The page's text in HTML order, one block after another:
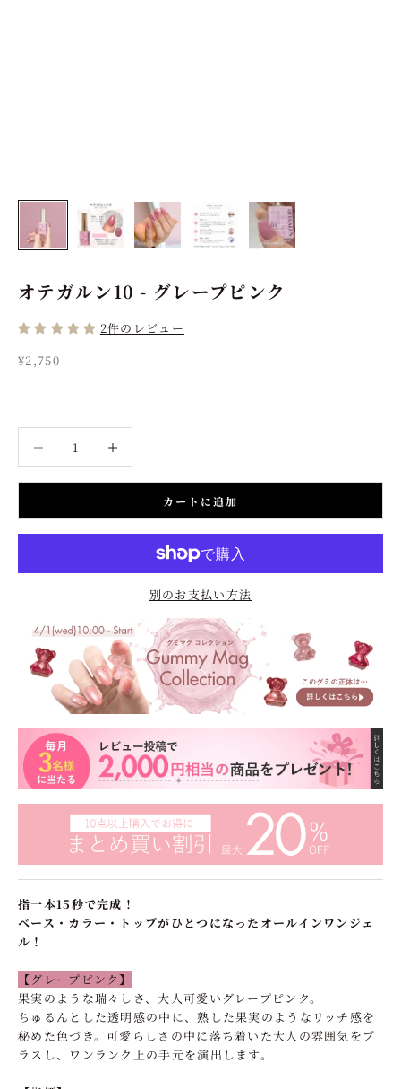
オテガルン10 - グレープピンク
2件のレビュー
セール価格
¥2,750
カートに追加
別のお支払い方法
指一本15秒で完成！
ベース・カラー・トップがひとつになったオールインワンジェ
ル！
【グレープピンク】
果実のような瑞々しさ、大人可愛いグレープピンク。
ちゅるんとした透明感の中に、熟した果実のようなリッチ感を
秘めた色づき。可愛らしさの中に落ち着いた大人の雰囲気をプ
ラスし、ワンランク上の手元を演出します。